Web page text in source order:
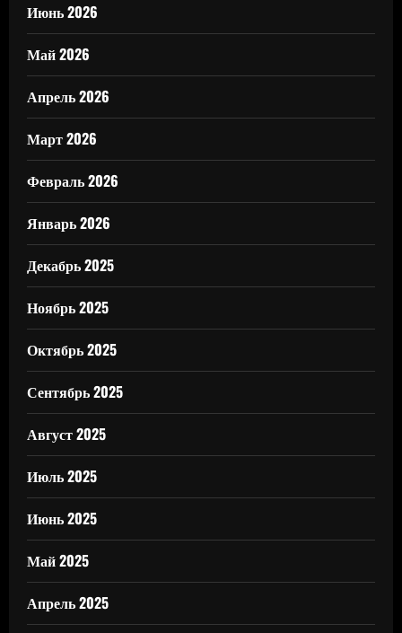
Июнь 2026
Май 2026
Апрель 2026
Март 2026
Февраль 2026
Январь 2026
Декабрь 2025
Ноябрь 2025
Октябрь 2025
Сентябрь 2025
Август 2025
Июль 2025
Июнь 2025
Май 2025
Апрель 2025